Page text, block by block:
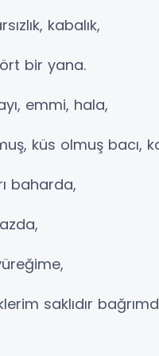
kabalık,
bir yana.
emmi, hala,
küs olmuş bacı,
baharda,
saklıdır